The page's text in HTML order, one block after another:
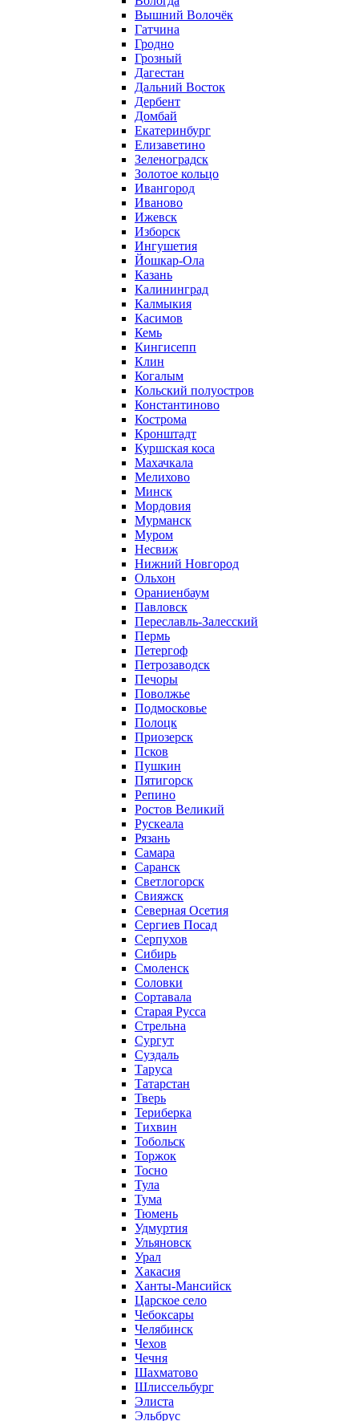
Вышний Волочёк
Гатчина
Гродно
Грозный
Дагестан
Дальний Восток
Дербент
Домбай
Екатеринбург
Елизаветино
Зеленоградск
Золотое кольцо
Ивангород
Иваново
Ижевск
Изборск
Ингушетия
Йошкар-Ола
Казань
Калининград
Калмыкия
Касимов
Кемь
Кингисепп
Клин
Когалым
Кольский полуостров
Константиново
Кострома
Кронштадт
Куршская коса
Махачкала
Мелихово
Минск
Мордовия
Мурманск
Муром
Несвиж
Нижний Новгород
Ольхон
Ораниенбаум
Павловск
Переславль-Залесский
Пермь
Петергоф
Петрозаводск
Печоры
Поволжье
Подмосковье
Полоцк
Приозерск
Псков
Пушкин
Пятигорск
Репино
Ростов Великий
Рускеала
Рязань
Самара
Саранск
Светлогорск
Свияжск
Северная Осетия
Сергиев Посад
Серпухов
Сибирь
Смоленск
Соловки
Сортавала
Старая Русса
Стрельна
Сургут
Суздаль
Таруса
Татарстан
Тверь
Териберка
Тихвин
Тобольск
Торжок
Тосно
Тула
Тума
Тюмень
Удмуртия
Ульяновск
Урал
Хакасия
Ханты-Мансийск
Царское село
Чебоксары
Челябинск
Чехов
Чечня
Шахматово
Шлиссельбург
Элиста
Эльбрус